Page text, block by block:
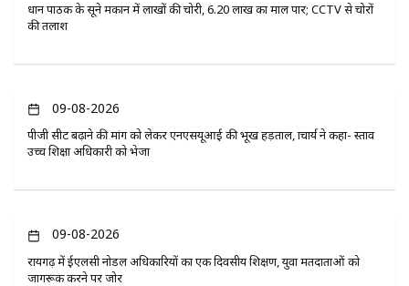
प्रधान पाठक के सूने मकान में लाखों की चोरी, 6.20 लाख का माल पार; CCTV से चोरों
की तलाश
09-08-2026
पीजी सीट बढ़ाने की मांग को लेकर एनएसयूआई की भूख हड़ताल, प्राचार्य ने कहा- प्रस्ताव
उच्च शिक्षा अधिकारी को भेजा
09-08-2026
रायगढ़ में ईएलसी नोडल अधिकारियों का एक दिवसीय प्रशिक्षण, युवा मतदाताओं को
जागरूक करने पर जोर